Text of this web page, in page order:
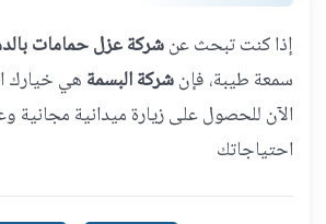
إذا كنت تبحث عنشركة عزل حمامات
سمعة طيبة، فإنشركة البسمةهي خيارك
الآن للحصول على زيارة ميدانية
احتياجاتك